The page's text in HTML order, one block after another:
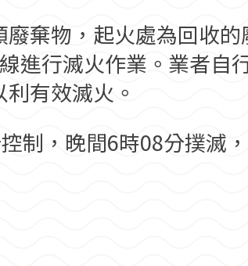
棄物，起火處為回收的
進行滅火作業。業者自
有效滅火。
制，晚間6時08分撲滅